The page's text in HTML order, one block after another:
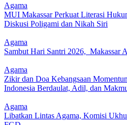
Agama
MUI Makassar Perkuat Literasi
Diskusi Poligami dan Nikah Siri
Agama
Sambut Hari Santri 2026, Makassar
Agama
Zikir dan Doa Kebangsaan
Indonesia Berdaulat, Adil, dan
Agama
Libatkan Lintas Agama, Komisi